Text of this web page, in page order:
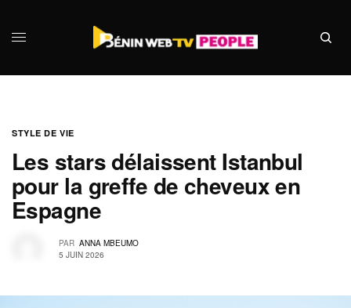
STYLE DE VIE
Les stars délaissent Istanbul
pour la greffe de cheveux en
Espagne
PAR ANNA MBEUMO
5 JUIN 2026